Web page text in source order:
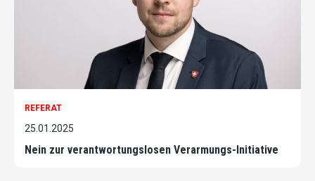
REFERAT
25.01.2025
Nein zur verantwortungslosen Verarmungs-Initiative